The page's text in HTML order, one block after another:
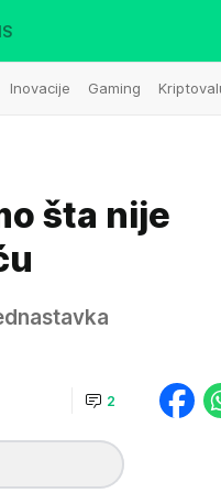
Inovacije Gaming
šta nije
2